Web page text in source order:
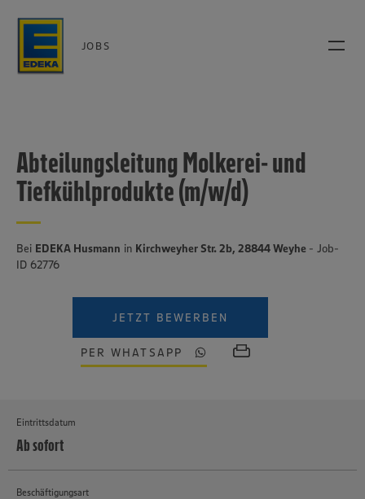
JOBS
Abteilungsleitung Molkerei- und
Tiefkühlprodukte (m/w/d)
Bei EDEKA Husmann in Kirchweyher Str. 2b, 28844 Weyhe - Job-
ID 62776
JETZT BEWERBEN
PER WHATSAPP
Eintrittsdatum
Ab sofort
Beschäftigungsart